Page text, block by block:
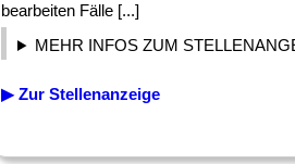
bearbeiten Fälle [...]
MEHR INFOS ZUM
▶ Zur Stellenanzeige